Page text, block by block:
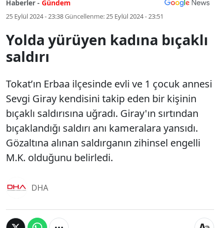
Haberler - Gündem
25 Eylül 2024 - 23:38Güncellenme:25 Eylül 2024 - 23:51
Yolda yürüyen kadına bıçaklı
saldırı
Tokat’ın Erbaa ilçesinde evli ve 1 çocuk annesi
Sevgi Giray kendisini takip eden bir kişinin
bıçaklı saldırısına uğradı. Giray'ın sırtından
bıçaklandığı saldırı anı kameralara yansıdı.
Gözaltına alınan saldırganın zihinsel engelli
M.K. olduğunu belirledi.
DHA